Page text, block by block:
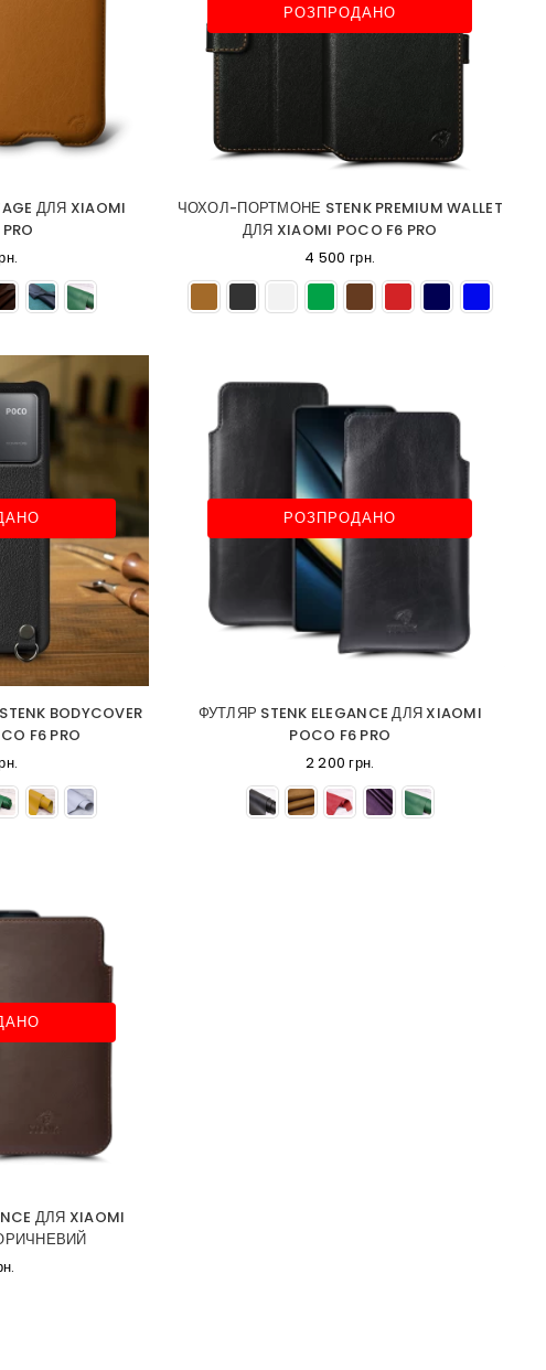
ДЛЯ XIAOMI
РОЗПРОДАНО
ЧОХОЛ-ПОРТМОНЕ STENK PREMIUM WALLET
ДЛЯ XIAOMI POCO F6 PRO
4 500 грн.
BODYCOVER
F6 PRO
РОЗПРОДАНО
ФУТЛЯР STENK ELEGANCE ДЛЯ XIAOMI
POCO F6 PRO
2 200 грн.
ДЛЯ XIAOMI